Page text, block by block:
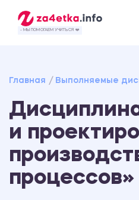
- МЫ ПОМОГАЕМ УЧИТЬСЯ ❤️
Главная Выполняемые
и
процессов»